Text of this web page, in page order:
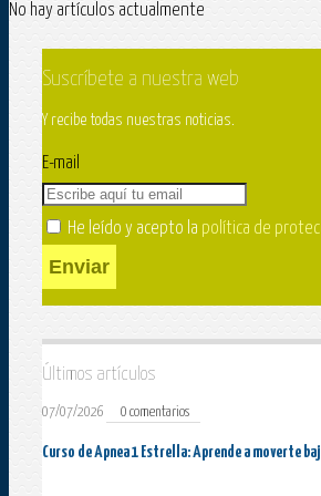
No hay artículos actualmente
Suscríbete a nuestra web
Y recibe todas nuestras noticias.
E-mail
He leído y acepto la política de
Enviar
Últimos artículos
07/07/2026 0 comentarios
Curso de Apnea 1 Estrella: Aprende a moverte